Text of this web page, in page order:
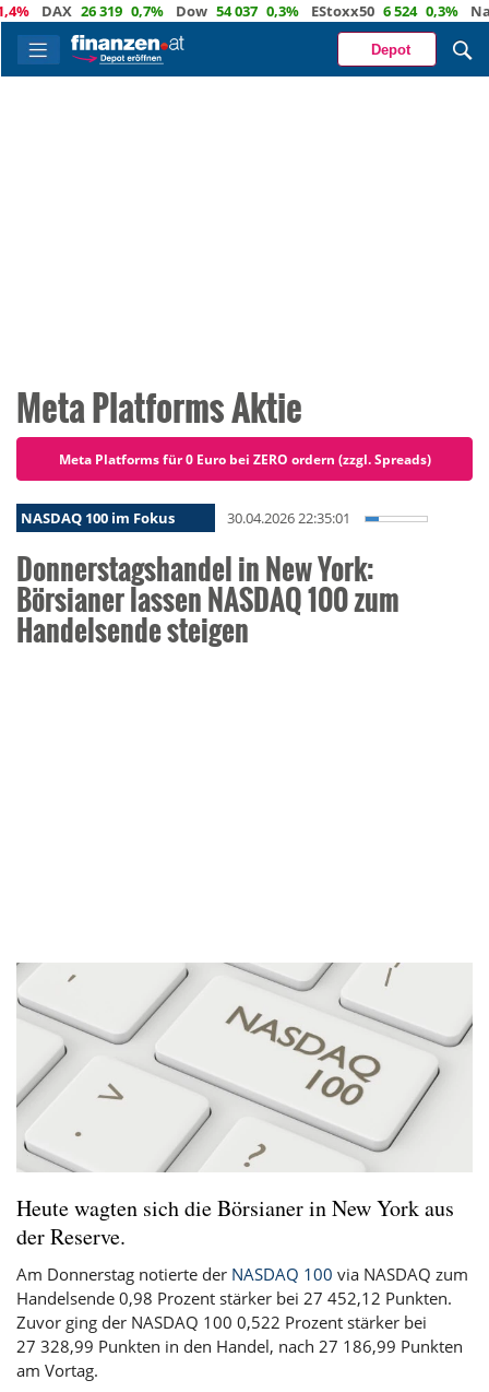
26 319 0,7% Dow 54 037 0,3% EStoxx50 6 524 0,3% Nasdaq
Depot
Meta Platforms Aktie
Meta Platforms für 0 Euro bei ZERO ordern (zzgl. Spreads)
NASDAQ 100 im Fokus 30.04.2026 22:35:01
Donnerstagshandel in New York:
Börsianer lassen NASDAQ 100 zum
Handelsende steigen
Heute wagten sich die Börsianer in New York aus
der Reserve.
Am Donnerstag notierte der NASDAQ 100 via NASDAQ zum
Handelsende 0,98 Prozent stärker bei 27 452,12 Punkten.
Zuvor ging der NASDAQ 100 0,522 Prozent stärker bei
27 328,99 Punkten in den Handel, nach 27 186,99 Punkten
am Vortag.